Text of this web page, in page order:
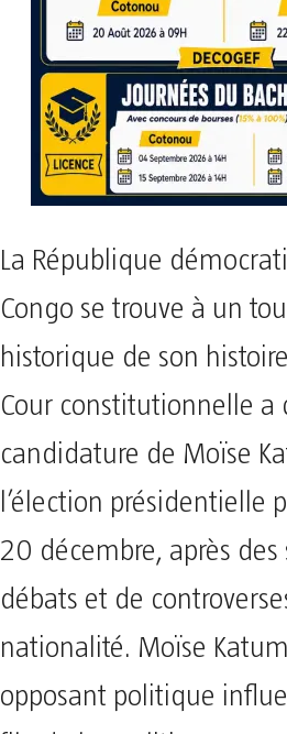
La République
Congo se trouve à un
historique de son
Cour constitutionnelle a
candidature de Moïse
l’élection présidentielle
20 décembre, après des
débats et de
nationalité. Moïse
opposant politique